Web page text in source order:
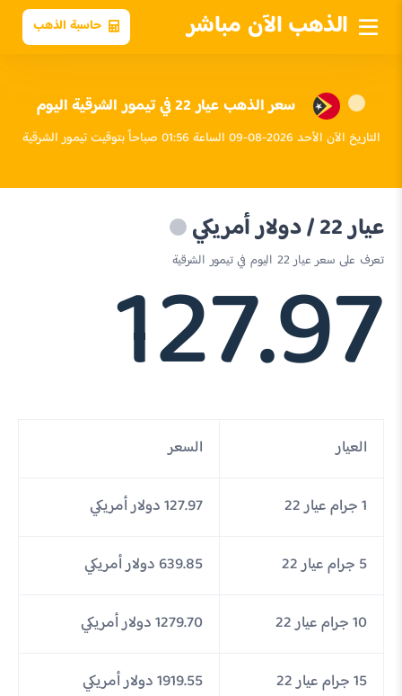
الذهب الآن مباشر حاسبة الذهب
سعر الذهب عيار 22 في تيمور الشرقية اليوم
التاريخ الآن الأحد 2026-08-09 الساعة 01:56 صباحاً بتوقيت تيمور الشرقية
عيار 22 / دولار أمريكي
تعرف على سعر عيار 22 اليوم في تيمور الشرقية
127.97
العيار السعر
1 جرام عيار 22 127.97 دولار أمريكي
5 جرام عيار 22 639.85 دولار أمريكي
10 جرام عيار 22 1279.70 دولار أمريكي
15 جرام عيار 22 1919.55 دولار أمريكي